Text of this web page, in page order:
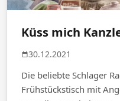
Küss mich
30.12.2021
Die beliebte Schlager
Frühstückstisch mit